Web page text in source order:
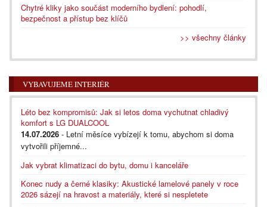
Chytré kliky jako součást moderního bydlení: pohodlí,
bezpečnost a přístup bez klíčů
>> všechny články
VYBAVUJEME INTERIÉR
Léto bez kompromisů: Jak si letos doma vychutnat chladivý
komfort s LG DUALCOOL
14.07.2026 - Letní měsíce vybízejí k tomu, abychom si doma
vytvořili příjemné...
Jak vybrat klimatizaci do bytu, domu i kanceláře
Konec nudy a černé klasiky: Akustické lamelové panely v roce
2026 sázejí na hravost a materiály, které si nespletete